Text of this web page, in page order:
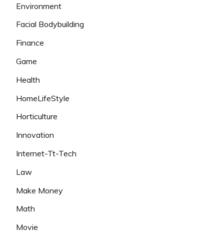
Environment
Facial Bodybuilding
Finance
Game
Health
HomeLifeStyle
Horticulture
Innovation
Internet-Tt-Tech
Law
Make Money
Math
Movie